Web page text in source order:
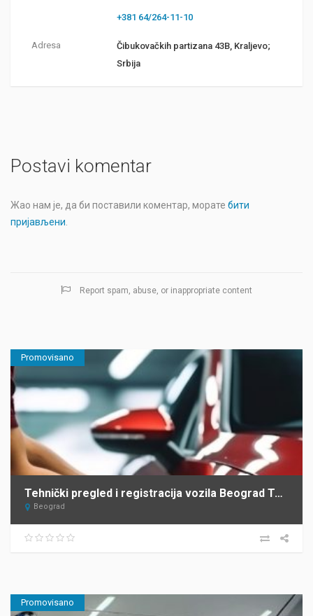
+381 64/264-11-10
Adresa
Čibukovačkih partizana 43B, Kraljevo;
Srbija
Postavi komentar
Жао нам је, да би поставили коментар, морате бити
пријављени.
Report spam, abuse, or inappropriate content
Promovisano
Tehnički pregled i registracija vozila Beograd Top Heel Tim Group
Beograd
Promovisano